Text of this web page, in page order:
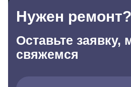
Нужен ремонт?
Оставьте
свяжемся